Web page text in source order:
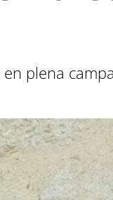
plena